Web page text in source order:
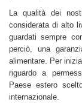
La qualità dei
considerata di alto
guardati sempre
perciò, una
alimentare. Per
riguardo a
Paese estero
internazionale.